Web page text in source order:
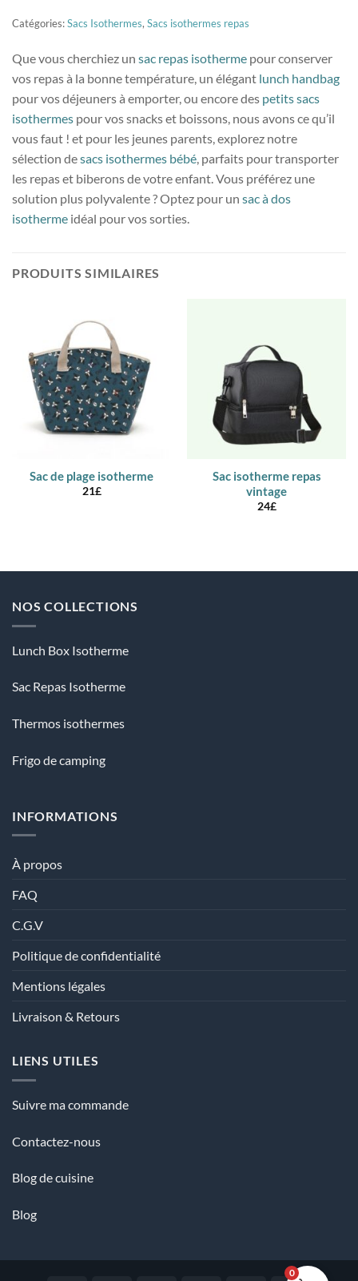
Catégories:Sacs Isothermes, Sacs isothermes repas
Que vous cherchiez un sac repas isotherme pour conserver
vos repas à la bonne température, un élégant lunch handbag
pour vos déjeuners à emporter, ou encore des petits sacs
isothermes pour vos snacks et boissons, nous avons ce qu’il
vous faut ! et pour les jeunes parents, explorez notre
sélection desacs isothermes bébé, parfaits pour transporter
les repas et biberons de votre enfant. Vous préférez une
solution plus polyvalente ? Optez pour un sac à dos
isotherme idéal pour vos sorties.
PRODUITS SIMILAIRES
Sac de plage isotherme
21£
Sac isotherme repas
vintage
24£
NOS COLLECTIONS
Lunch Box Isotherme
Sac Repas Isotherme
Thermos isothermes
Frigo de camping
INFORMATIONS
À propos
FAQ
C.G.V
Politique de confidentialité
Mentions légales
Livraison & Retours
LIENS UTILES
Suivre ma commande
Contactez-nous
Blog de cuisine
Blog
0